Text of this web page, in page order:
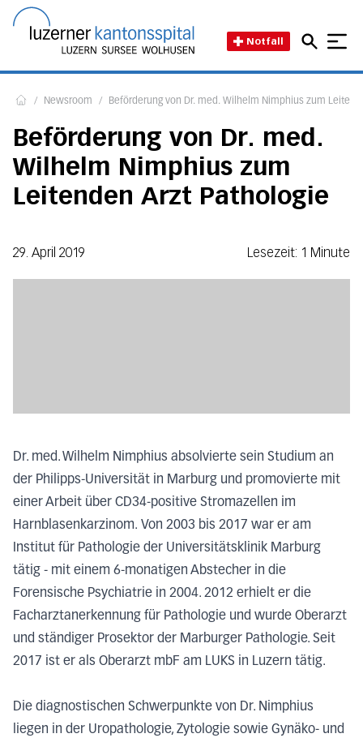
Notfall
/ Newsroom / Beförderung von Dr. med. Wilhelm Nimphius zum
Beförderung von Dr. med.
Wilhelm Nimphius zum
Leitenden Arzt Pathologie
29. April 2019 Lesezeit: 1 Minute
Dr. med. Wilhelm Nimphius absolvierte sein Studium an
der Philipps-Universität in Marburg und promovierte mit
einer Arbeit über CD34-positive Stromazellen im
Harnblasenkarzinom. Von 2003 bis 2017 war er am
Institut für Pathologie der Universitätsklinik Marburg
tätig - mit einem 6-monatigen Abstecher in die
Forensische Psychiatrie in 2004. 2012 erhielt er die
Facharztanerkennung für Pathologie und wurde Oberarzt
und ständiger Prosektor der Marburger Pathologie. Seit
2017 ist er als Oberarzt mbF am LUKS in Luzern tätig.
Die diagnostischen Schwerpunkte von Dr. Nimphius
liegen in der Uropathologie, Zytologie sowie Gynäko- und